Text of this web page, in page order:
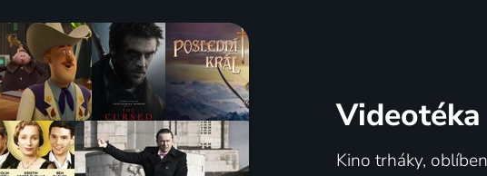
Videotéka
Kino trháky,